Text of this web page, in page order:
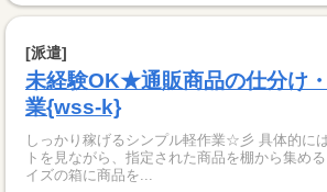
[派遣]
未経験OK★通販商品の仕分け
業{wss-k}
しっかり稼げるシンプル軽作業☆彡 具体的に
トを見ながら、指定された商品を棚から集め
イズの箱に商品を...